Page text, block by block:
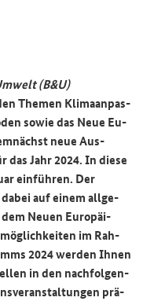
(B&U)
The­men Kli­ma­an­pas­
sowie das Neue Eu­
neue Aus­
Jahr 2024. In diese
ein­füh­ren. Der
auf einem all­ge­
Neuen Eu­ro­päi­
im Rah­
2024 wer­den Ihnen
in den nach­fol­gen­
prä­